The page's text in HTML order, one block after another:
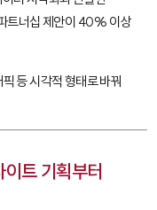
트너십 제안이 40% 이상
등 시각적 형태로 바꿔
트 기획부터